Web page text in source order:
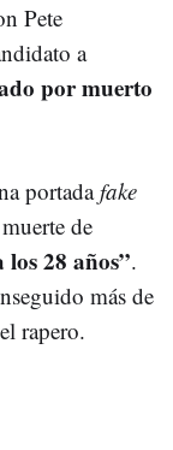
Pete
a
por muerto
portadafake
de
28 años”.
más de
rapero.